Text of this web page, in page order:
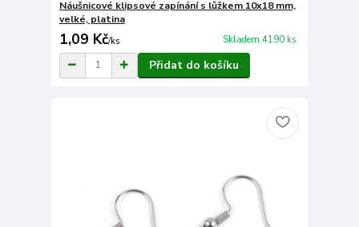
Náušnicové klipsové zapínání s lůžkem 10x18 mm,
velké, platina
1,09 Kč/ks Skladem 4190 ks
Přidat do košíku